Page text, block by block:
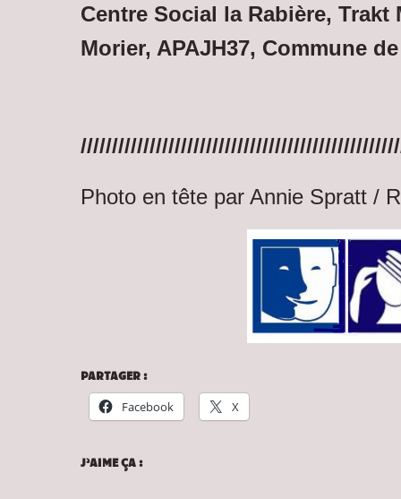
Centre Social la Rabière, Trakt
Morier, APAJH37, Commune
Photo en tête par Annie Spratt /
PARTAGER :
Facebook
X
J’AIME ÇA :